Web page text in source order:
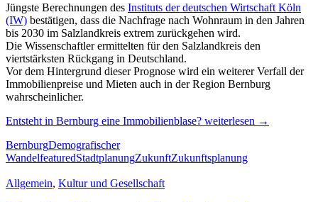
Jüngste Berechnungen des Instituts der deutschen Wirtschaft Köln
(IW) bestätigen, dass die Nachfrage nach Wohnraum in den Jahren
bis 2030 im Salzlandkreis extrem zurückgehen wird.
Die Wissenschaftler ermittelten für den Salzlandkreis den
viertstärksten Rückgang in Deutschland.
Vor dem Hintergrund dieser Prognose wird ein weiterer Verfall der
Immobilienpreise und Mieten auch in der Region Bernburg
wahrscheinlicher.
Entsteht in Bernburg eine Immobilienblase? weiterlesen →
BernburgDemografischer
WandelfeaturedStadtplanungZukunftZukunftsplanung
Allgemein, Kultur und Gesellschaft